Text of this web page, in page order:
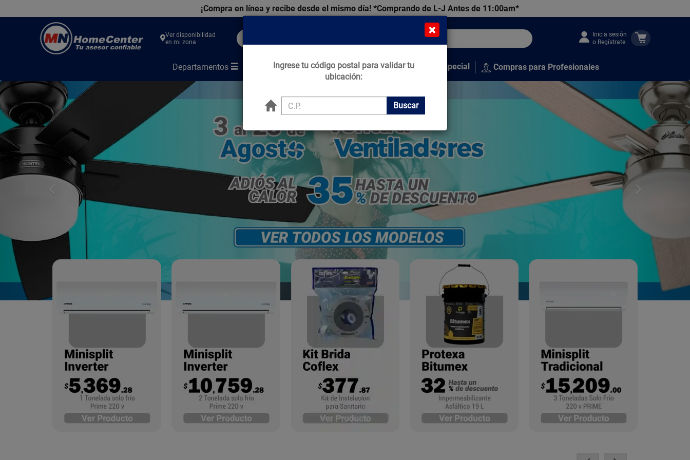
¡Compra en línea y recibe desde el mismo día! *Comprando de L-J Antes de 11:00am*
Center
Ver disponibilidad
en mi zona
Inicia sesión
o Regístrate
Departamentos Marcas Tips que Construyen Venta Especial Compras para Profesionales
×
Ingrese tu código postal para validar tu
ubicación:
Buscar